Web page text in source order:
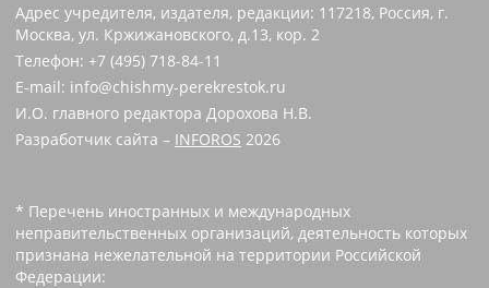
Адрес учредителя, издателя, редакции: 117218, Россия, г.
Москва, ул. Кржижановского, д.13, кор. 2
Телефон: +7 (495) 718-84-11
E-mail: info@chishmy-perekrestok.ru
И.О. главного редактора Дорохова Н.В.
Разработчик сайта – INFOROS 2026
* Перечень иностранных и международных
неправительственных организаций, деятельность которых
признана нежелательной на территории Российской
Федерации: